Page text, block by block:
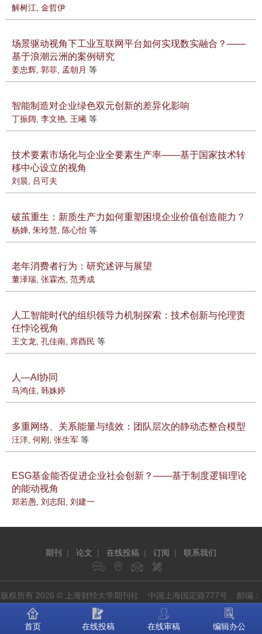
解树江 金哲伊
场景驱动视角下工业互联网平台如何实现数实融合？——
基于浪潮云洲的案例研究
姜忠辉 郭菲 孟朝月 等
智能制造对企业绿色双元创新的差异化影响
丁振阔 李文艳 王曦 等
技术要素市场化与企业全要素生产率——基于国家技术转
移中心设立的视角
刘晨 吕可夫
破茧重生：新质生产力如何重塑困境企业价值创造能力？
杨婵 朱玲慧 陈心怡 等
老年消费者行为：研究述评与展望
董泽瑞 张霖杰 范秀成
人工智能时代的组织领导力机制探索：技术创新与伦理责
任悖论视角
王文龙 孔佳南 席酉民 等
人—AI协同
马鸿佳 韩姝婷
多重网络、关系能量与绩效：团队层次的静动态整合模型
汪洋 何刚 张生军 等
ESG基金能否促进企业社会创新？——基于制度逻辑理论
的能动视角
郑若愚 刘志阳 刘建一
期刊 | 论文 | 在线投稿 | 订阅 | 联系我们
版权所有 2026 © 上海财经大学期刊社 中国上海国定路777号 邮编：
首页
在线投稿 在线审稿 编辑办公